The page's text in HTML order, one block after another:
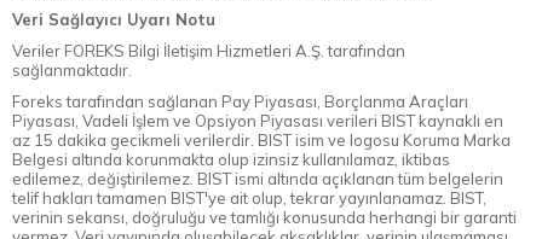
Veri Sağlayıcı Uyarı Notu
Veriler FOREKS Bilgi İletişim Hizmetleri A.Ş. tarafından
sağlanmaktadır.
Foreks tarafından sağlanan Pay Piyasası, Borçlanma Araçları
Piyasası, Vadeli İşlem ve Opsiyon Piyasası verileri BIST kaynaklı en
az 15 dakika gecikmeli verilerdir. BIST isim ve logosu Koruma Marka
Belgesi altında korunmakta olup izinsiz kullanılamaz, iktibas
edilemez, değiştirilemez. BIST ismi altında açıklanan tüm belgelerin
telif hakları tamamen BIST'ye ait olup, tekrar yayınlanamaz. BIST,
verinin sekansı, doğruluğu ve tamlığı konusunda herhangi bir garanti